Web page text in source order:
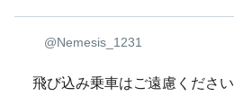
@Nemesis_1231
飛び込み乗車はご遠慮ください